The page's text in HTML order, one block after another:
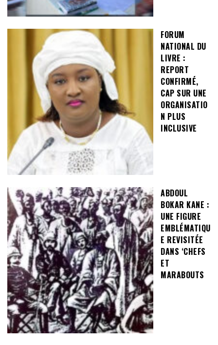
FORUM
NATIONAL DU
LIVRE :
REPORT
CONFIRMÉ,
CAP SUR UNE
ORGANISATIO
N PLUS
INCLUSIVE
ABDOUL
BOKAR KANE :
UNE FIGURE
EMBLÉMATIQU
E REVISITÉE
DANS ‘CHEFS
ET
MARABOUTS